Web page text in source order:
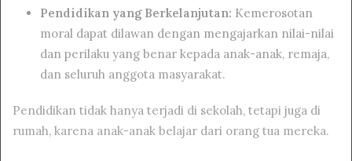
Pendidikan yang Berkelanjutan: Kemerosotan
moral dapat dilawan dengan mengajarkan nilai-nilai
dan perilaku yang benar kepada anak-anak, remaja,
dan seluruh anggota masyarakat.
Pendidikan tidak hanya terjadi di sekolah, tetapi juga di
rumah, karena anak-anak belajar dari orang tua mereka.